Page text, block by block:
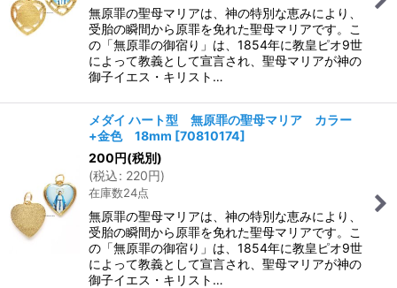
無原罪の聖母マリアは、神の特別な恵みにより、
受胎の瞬間から原罪を免れた聖母マリアです。こ
の「無原罪の御宿り」は、1854年に教皇ピオ9世
によって教義として宣言され、聖母マリアが神の
御子イエス・キリスト…
メダイ ハート型 無原罪の聖母マリア カラー
+金色 18mm [70810174]
200円(税別)
(税込: 220円)
在庫数24点
無原罪の聖母マリアは、神の特別な恵みにより、
受胎の瞬間から原罪を免れた聖母マリアです。こ
の「無原罪の御宿り」は、1854年に教皇ピオ9世
によって教義として宣言され、聖母マリアが神の
御子イエス・キリスト…